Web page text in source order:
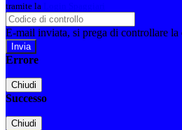
tramite la
E-mail inviata, si prega di controllare la
Errore
Chiudi
Successo
Chiudi